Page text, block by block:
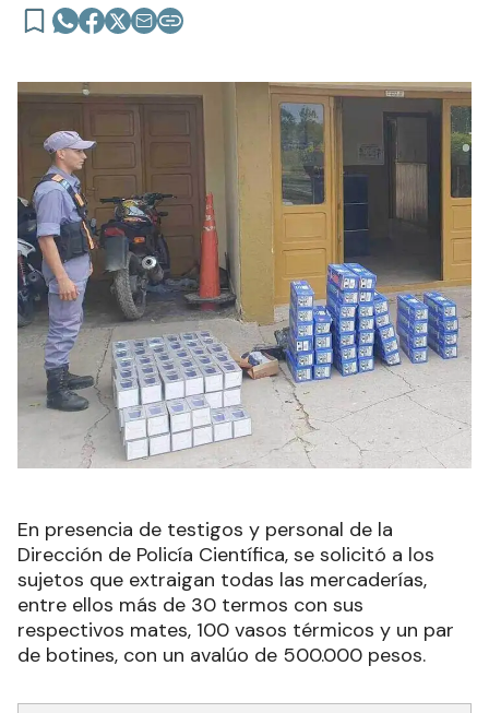
En presencia de testigos y personal de la
Dirección de Policía Científica, se solicitó a los
sujetos que extraigan todas las mercaderías,
entre ellos más de 30 termos con sus
respectivos mates, 100 vasos térmicos y un par
de botines, con un avalúo de 500.000 pesos.